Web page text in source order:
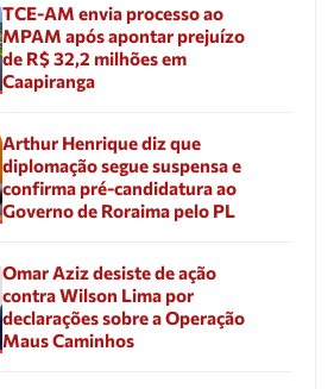
TCE-AM envia processo ao
MPAM após apontar prejuízo
de R$ 32,2 milhões em
Caapiranga
Arthur Henrique diz que
diplomação segue suspensa e
confirma pré-candidatura ao
Governo de Roraima pelo PL
Omar Aziz desiste de ação
contra Wilson Lima por
declarações sobre a Operação
Maus Caminhos